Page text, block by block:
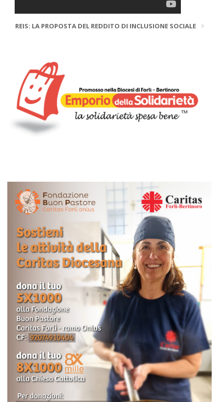
REIS: LA PROPOSTA DEL REDDITO DI INCLUSIONE SOCIALE